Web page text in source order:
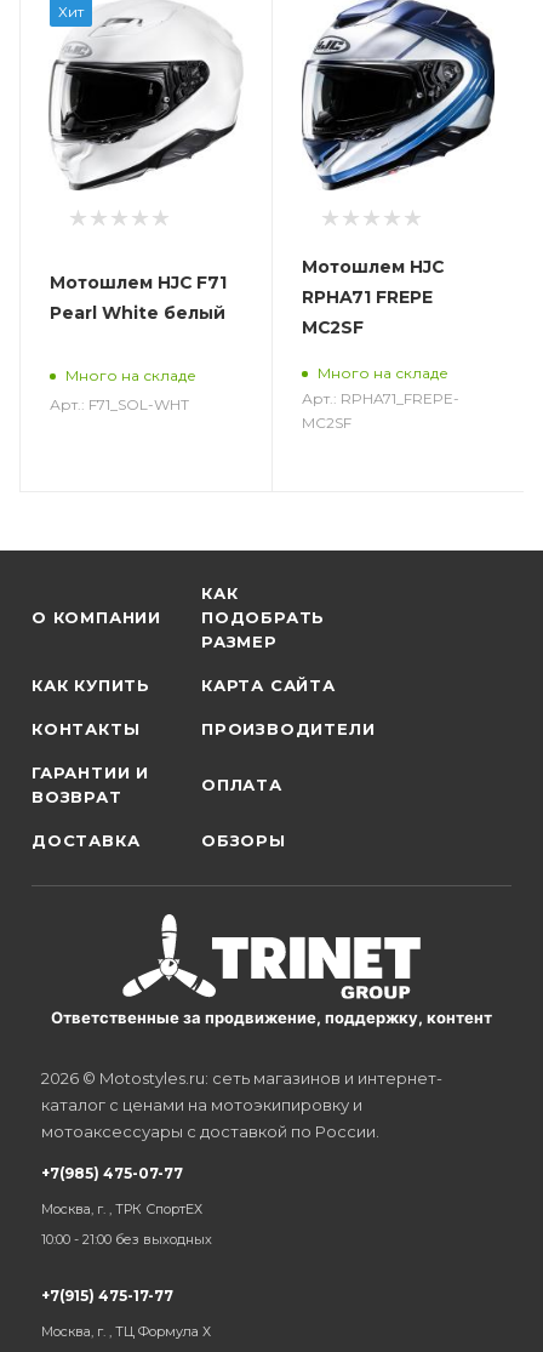
Хит
Мотошлем HJC F71
Pearl White белый
Много на складе
Арт.: F71_SOL-WHT
Мотошлем HJC
RPHA71 FREPE
MC2SF
Много на складе
Арт.: RPHA71_FREPE-
MC2SF
О КОМПАНИИ
КАК
ПОДОБРАТЬ
РАЗМЕР
КАК КУПИТЬ КАРТА САЙТА
КОНТАКТЫ ПРОИЗВОДИТЕЛИ
ГАРАНТИИ И
ВОЗВРАТ
ОПЛАТА
ДОСТАВКА ОБЗОРЫ
Ответственные за продвижение, поддержку, контент
2026 © Motostyles.ru: сеть магазинов и интернет-
каталог с ценами на мотоэкипировку и
мотоаксессуары с доставкой по России.
+7(985) 475-07-77
Москва, г. , ТРК СпортЕХ
10:00 - 21:00 без выходных
+7(915) 475-17-77
Москва, г. , ТЦ Формула Х